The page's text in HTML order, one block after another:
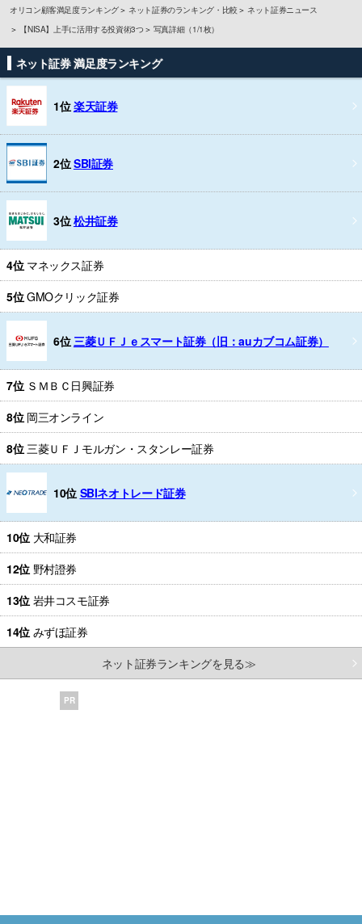
オリコン顧客満足度ランキング ネット証券のランキング・比較
ネット証券ニュース
【NISA】上手に活用する投資術3つ
写真詳細（1/1枚）
ネット証券 満足度ランキング
1位楽天証券
2位SBI証券
3位松井証券
4位 マネックス証券
5位GMOクリック証券
6位 三菱ＵＦＪｅスマート証券（旧：auカブコム証券）
7位 ＳＭＢＣ日興証券
8位 岡三オンライン
8位 三菱ＵＦＪモルガン・スタンレー証券
10位 SBIネオトレード証券
10位 大和証券
12位 野村證券
13位 岩井コスモ証券
14位 みずほ証券
ネット証券ランキングを見る≫
PR